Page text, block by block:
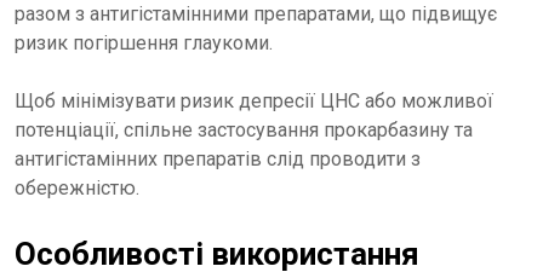
разом з антигістамінними препаратами, що підвищує
ризик погіршення глаукоми.
Щоб мінімізувати ризик депресії ЦНС або можливої
потенціації, спільне застосування прокарбазину та
антигістамінних препаратів слід проводити з
обережністю.
Особливості використання